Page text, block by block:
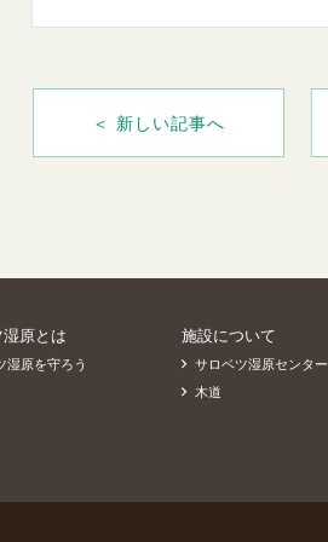
＜ 新しい記事へ
原とは
湿原を守ろう
施設について
サロベツ湿原センター
木道